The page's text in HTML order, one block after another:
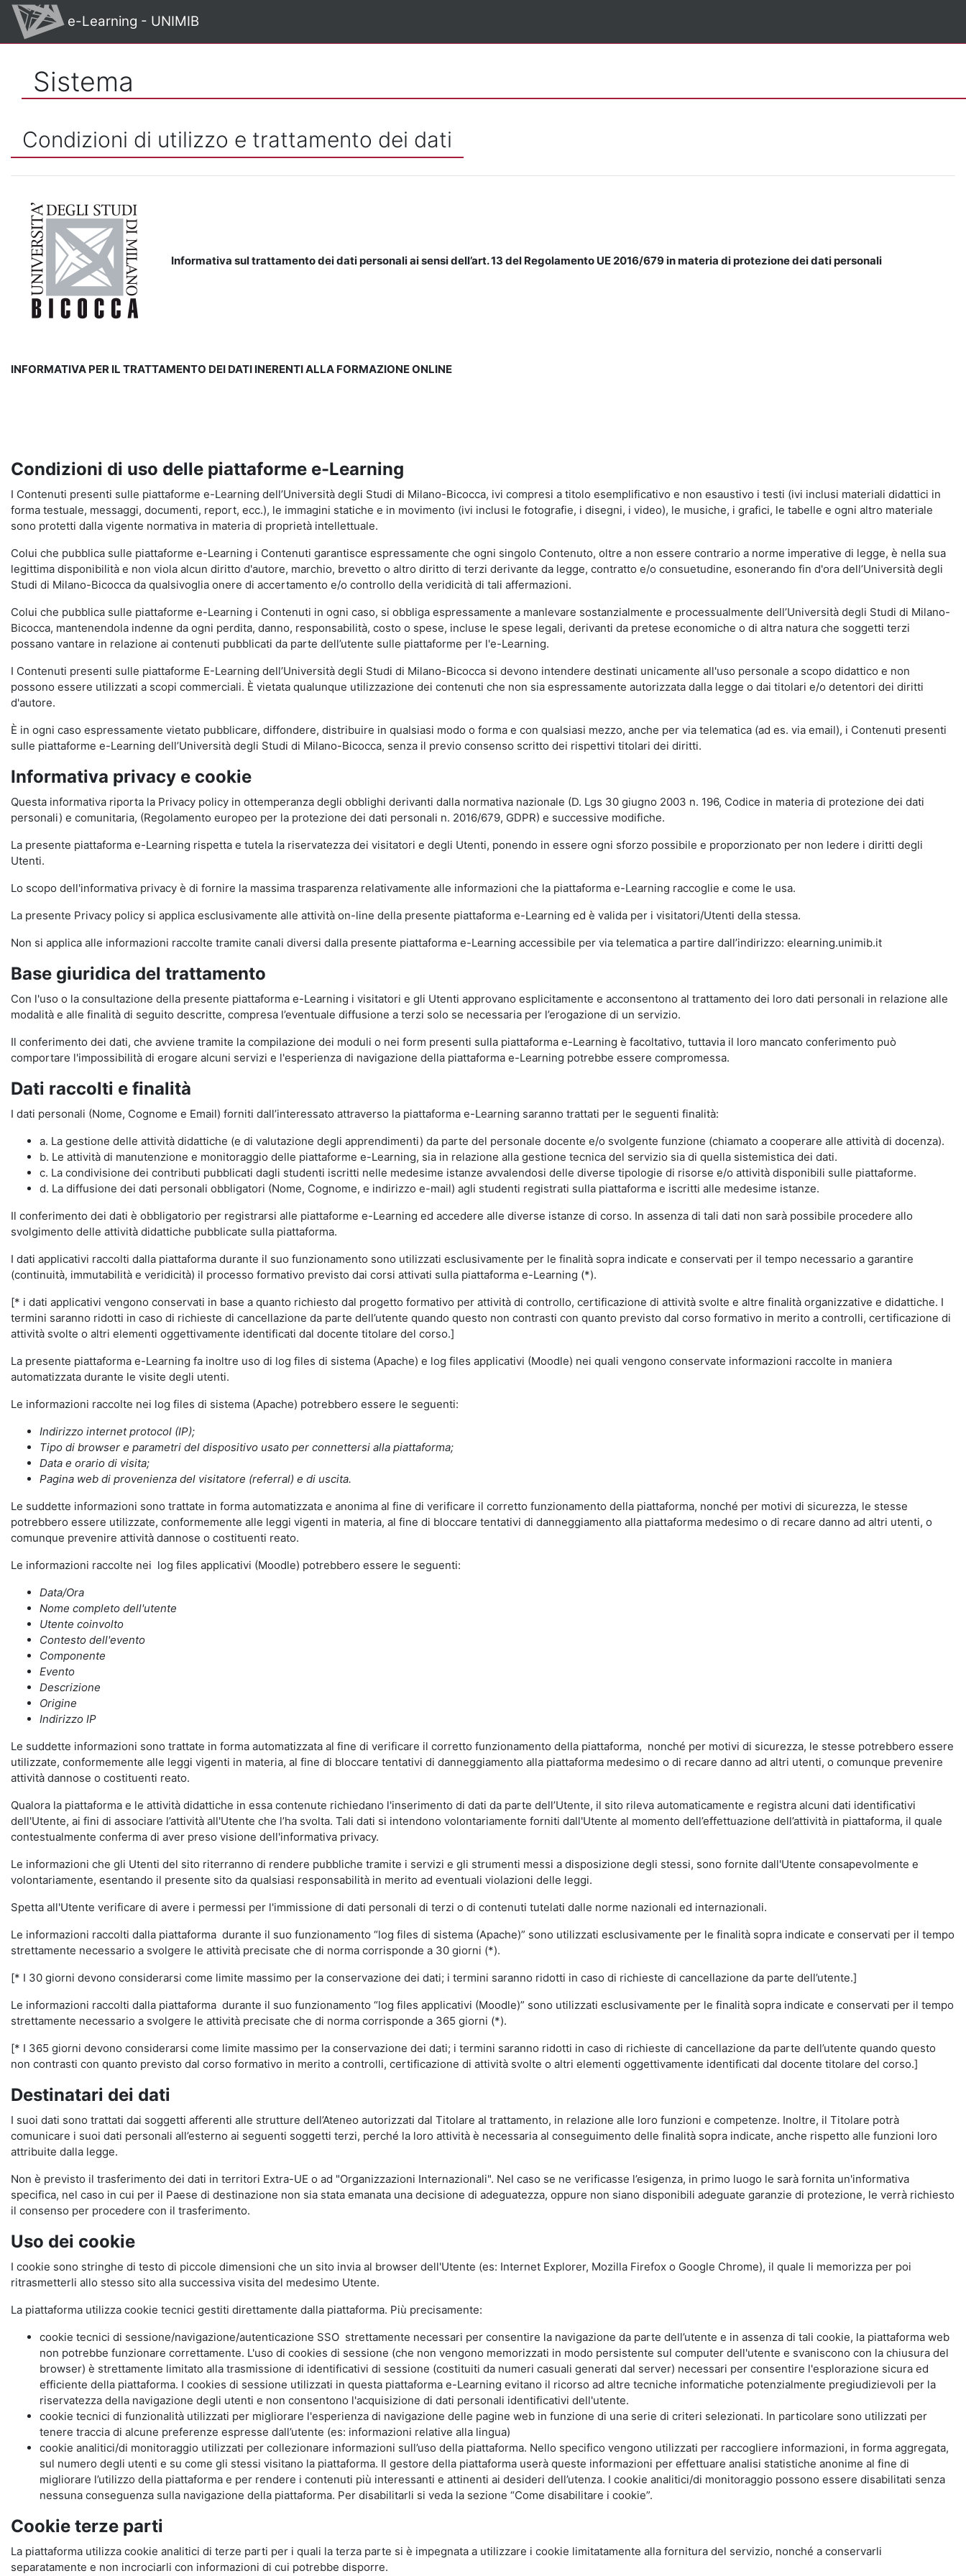
Vai al contenuto principale
e-Learning - UNIMIB
Sistema
Condizioni di utilizzo e trattamento dei dati
Informativa sul trattamento dei dati personali ai sensi dell’art. 13 del Regolamento UE 2016/679 in materia di protezione dei dati personali
INFORMATIVA PER IL TRATTAMENTO DEI DATI INERENTI ALLA FORMAZIONE ONLINE
Condizioni di uso delle piattaforme e-Learning
I Contenuti presenti sulle piattaforme e-Learning dell’Università degli Studi di Milano-Bicocca, ivi compresi a titolo esemplificativo e non esaustivo i testi (ivi inclusi materiali didattici in
forma testuale, messaggi, documenti, report, ecc.), le immagini statiche e in movimento (ivi inclusi le fotografie, i disegni, i video), le musiche, i grafici, le tabelle e ogni altro materiale
sono protetti dalla vigente normativa in materia di proprietà intellettuale.
Colui che pubblica sulle piattaforme e-Learning i Contenuti garantisce espressamente che ogni singolo Contenuto, oltre a non essere contrario a norme imperative di legge, è nella sua
legittima disponibilità e non viola alcun diritto d'autore, marchio, brevetto o altro diritto di terzi derivante da legge, contratto e/o consuetudine, esonerando fin d'ora dell’Università degli
Studi di Milano-Bicocca da qualsivoglia onere di accertamento e/o controllo della veridicità di tali affermazioni.
Colui che pubblica sulle piattaforme e-Learning i Contenuti in ogni caso, si obbliga espressamente a manlevare sostanzialmente e processualmente dell’Università degli Studi di Milano-
Bicocca, mantenendola indenne da ogni perdita, danno, responsabilità, costo o spese, incluse le spese legali, derivanti da pretese economiche o di altra natura che soggetti terzi
possano vantare in relazione ai contenuti pubblicati da parte dell’utente sulle piattaforme per l'e-Learning.
I Contenuti presenti sulle piattaforme E-Learning dell’Università degli Studi di Milano-Bicocca si devono intendere destinati unicamente all'uso personale a scopo didattico e non
possono essere utilizzati a scopi commerciali. È vietata qualunque utilizzazione dei contenuti che non sia espressamente autorizzata dalla legge o dai titolari e/o detentori dei diritti
d'autore.
È in ogni caso espressamente vietato pubblicare, diffondere, distribuire in qualsiasi modo o forma e con qualsiasi mezzo, anche per via telematica (ad es. via email), i Contenuti presenti
sulle piattaforme e-Learning dell’Università degli Studi di Milano-Bicocca, senza il previo consenso scritto dei rispettivi titolari dei diritti.
Informativa privacy e cookie
Questa informativa riporta la Privacy policy in ottemperanza degli obblighi derivanti dalla normativa nazionale (D. Lgs 30 giugno 2003 n. 196, Codice in materia di protezione dei dati
personali) e comunitaria, (Regolamento europeo per la protezione dei dati personali n. 2016/679, GDPR) e successive modifiche.
La presente piattaforma e-Learning rispetta e tutela la riservatezza dei visitatori e degli Utenti, ponendo in essere ogni sforzo possibile e proporzionato per non ledere i diritti degli
Utenti.
Lo scopo dell'informativa privacy è di fornire la massima trasparenza relativamente alle informazioni che la piattaforma e-Learning raccoglie e come le usa.
La presente Privacy policy si applica esclusivamente alle attività on-line della presente piattaforma e-Learning ed è valida per i visitatori/Utenti della stessa.
Non si applica alle informazioni raccolte tramite canali diversi dalla presente piattaforma e-Learning accessibile per via telematica a partire dall’indirizzo: elearning.unimib.it
Base giuridica del trattamento
Con l'uso o la consultazione della presente piattaforma e-Learning i visitatori e gli Utenti approvano esplicitamente e acconsentono al trattamento dei loro dati personali in relazione alle
modalità e alle finalità di seguito descritte, compresa l’eventuale diffusione a terzi solo se necessaria per l’erogazione di un servizio.
Il conferimento dei dati, che avviene tramite la compilazione dei moduli o nei form presenti sulla piattaforma e-Learning è facoltativo, tuttavia il loro mancato conferimento può
comportare l'impossibilità di erogare alcuni servizi e l'esperienza di navigazione della piattaforma e-Learning potrebbe essere compromessa.
Dati raccolti e finalità
I dati personali (Nome, Cognome e Email) forniti dall’interessato attraverso la piattaforma e-Learning saranno trattati per le seguenti finalità:
a. La gestione delle attività didattiche (e di valutazione degli apprendimenti) da parte del personale docente e/o svolgente funzione (chiamato a cooperare alle attività di docenza).
b. Le attività di manutenzione e monitoraggio delle piattaforme e-Learning, sia in relazione alla gestione tecnica del servizio sia di quella sistemistica dei dati.
c. La condivisione dei contributi pubblicati dagli studenti iscritti nelle medesime istanze avvalendosi delle diverse tipologie di risorse e/o attività disponibili sulle piattaforme.
d. La diffusione dei dati personali obbligatori (Nome, Cognome, e indirizzo e-mail) agli studenti registrati sulla piattaforma e iscritti alle medesime istanze.
Il conferimento dei dati è obbligatorio per registrarsi alle piattaforme e-Learning ed accedere alle diverse istanze di corso. In assenza di tali dati non sarà possibile procedere allo
svolgimento delle attività didattiche pubblicate sulla piattaforma.
I dati applicativi raccolti dalla piattaforma durante il suo funzionamento sono utilizzati esclusivamente per le finalità sopra indicate e conservati per il tempo necessario a garantire
(continuità, immutabilità e veridicità) il processo formativo previsto dai corsi attivati sulla piattaforma e-Learning (*).
[* i dati applicativi vengono conservati in base a quanto richiesto dal progetto formativo per attività di controllo, certificazione di attività svolte e altre finalità organizzative e didattiche. I
termini saranno ridotti in caso di richieste di cancellazione da parte dell’utente quando questo non contrasti con quanto previsto dal corso formativo in merito a controlli, certificazione di
attività svolte o altri elementi oggettivamente identificati dal docente titolare del corso.]
La presente piattaforma e-Learning fa inoltre uso di log files di sistema (Apache) e log files applicativi (Moodle) nei quali vengono conservate informazioni raccolte in maniera
automatizzata durante le visite degli utenti.
Le informazioni raccolte nei log files di sistema (Apache) potrebbero essere le seguenti:
Indirizzo internet protocol (IP);
Tipo di browser e parametri del dispositivo usato per connettersi alla piattaforma;
Data e orario di visita;
Pagina web di provenienza del visitatore (referral) e di uscita.
Le suddette informazioni sono trattate in forma automatizzata e anonima al fine di verificare il corretto funzionamento della piattaforma, nonché per motivi di sicurezza, le stesse
potrebbero essere utilizzate, conformemente alle leggi vigenti in materia, al fine di bloccare tentativi di danneggiamento alla piattaforma medesimo o di recare danno ad altri utenti, o
comunque prevenire attività dannose o costituenti reato.
Le informazioni raccolte nei log files applicativi (Moodle) potrebbero essere le seguenti:
Data/Ora
Nome completo dell'utente
Utente coinvolto
Contesto dell'evento
Componente
Evento
Descrizione
Origine
Indirizzo IP
Le suddette informazioni sono trattate in forma automatizzata al fine di verificare il corretto funzionamento della piattaforma, nonché per motivi di sicurezza, le stesse potrebbero essere
utilizzate, conformemente alle leggi vigenti in materia, al fine di bloccare tentativi di danneggiamento alla piattaforma medesimo o di recare danno ad altri utenti, o comunque prevenire
attività dannose o costituenti reato.
Qualora la piattaforma e le attività didattiche in essa contenute richiedano l'inserimento di dati da parte dell’Utente, il sito rileva automaticamente e registra alcuni dati identificativi
dell'Utente, ai fini di associare l’attività all'Utente che l’ha svolta. Tali dati si intendono volontariamente forniti dall'Utente al momento dell’effettuazione dell’attività in piattaforma, il quale
contestualmente conferma di aver preso visione dell'informativa privacy.
Le informazioni che gli Utenti del sito riterranno di rendere pubbliche tramite i servizi e gli strumenti messi a disposizione degli stessi, sono fornite dall'Utente consapevolmente e
volontariamente, esentando il presente sito da qualsiasi responsabilità in merito ad eventuali violazioni delle leggi.
Spetta all'Utente verificare di avere i permessi per l'immissione di dati personali di terzi o di contenuti tutelati dalle norme nazionali ed internazionali.
Le informazioni raccolti dalla piattaforma durante il suo funzionamento “log files di sistema (Apache)” sono utilizzati esclusivamente per le finalità sopra indicate e conservati per il tempo
strettamente necessario a svolgere le attività precisate che di norma corrisponde a 30 giorni (*).
[* I 30 giorni devono considerarsi come limite massimo per la conservazione dei dati; i termini saranno ridotti in caso di richieste di cancellazione da parte dell’utente.]
Le informazioni raccolti dalla piattaforma durante il suo funzionamento “log files applicativi (Moodle)” sono utilizzati esclusivamente per le finalità sopra indicate e conservati per il tempo
strettamente necessario a svolgere le attività precisate che di norma corrisponde a 365 giorni (*).
[* I 365 giorni devono considerarsi come limite massimo per la conservazione dei dati; i termini saranno ridotti in caso di richieste di cancellazione da parte dell’utente quando questo
non contrasti con quanto previsto dal corso formativo in merito a controlli, certificazione di attività svolte o altri elementi oggettivamente identificati dal docente titolare del corso.]
Destinatari dei dati
I suoi dati sono trattati dai soggetti afferenti alle strutture dell’Ateneo autorizzati dal Titolare al trattamento, in relazione alle loro funzioni e competenze. Inoltre, il Titolare potrà
comunicare i suoi dati personali all’esterno ai seguenti soggetti terzi, perché la loro attività è necessaria al conseguimento delle finalità sopra indicate, anche rispetto alle funzioni loro
attribuite dalla legge.
Non è previsto il trasferimento dei dati in territori Extra-UE o ad "Organizzazioni Internazionali". Nel caso se ne verificasse l’esigenza, in primo luogo le sarà fornita un'informativa
specifica, nel caso in cui per il Paese di destinazione non sia stata emanata una decisione di adeguatezza, oppure non siano disponibili adeguate garanzie di protezione, le verrà richiesto
il consenso per procedere con il trasferimento.
Uso dei cookie
I cookie sono stringhe di testo di piccole dimensioni che un sito invia al browser dell'Utente (es: Internet Explorer, Mozilla Firefox o Google Chrome), il quale li memorizza per poi
ritrasmetterli allo stesso sito alla successiva visita del medesimo Utente.
La piattaforma utilizza cookie tecnici gestiti direttamente dalla piattaforma. Più precisamente:
cookie tecnici di sessione/navigazione/autenticazione SSO strettamente necessari per consentire la navigazione da parte dell’utente e in assenza di tali cookie, la piattaforma web
non potrebbe funzionare correttamente. L'uso di cookies di sessione (che non vengono memorizzati in modo persistente sul computer dell'utente e svaniscono con la chiusura del
browser) è strettamente limitato alla trasmissione di identificativi di sessione (costituiti da numeri casuali generati dal server) necessari per consentire l'esplorazione sicura ed
efficiente della piattaforma. I cookies di sessione utilizzati in questa piattaforma e-Learning evitano il ricorso ad altre tecniche informatiche potenzialmente pregiudizievoli per la
riservatezza della navigazione degli utenti e non consentono l'acquisizione di dati personali identificativi dell'utente.
cookie tecnici di funzionalità utilizzati per migliorare l'esperienza di navigazione delle pagine web in funzione di una serie di criteri selezionati. In particolare sono utilizzati per
tenere traccia di alcune preferenze espresse dall’utente (es: informazioni relative alla lingua)
cookie analitici/di monitoraggio utilizzati per collezionare informazioni sull’uso della piattaforma. Nello specifico vengono utilizzati per raccogliere informazioni, in forma aggregata,
sul numero degli utenti e su come gli stessi visitano la piattaforma. Il gestore della piattaforma userà queste informazioni per effettuare analisi statistiche anonime al fine di
migliorare l’utilizzo della piattaforma e per rendere i contenuti più interessanti e attinenti ai desideri dell’utenza. I cookie analitici/di monitoraggio possono essere disabilitati senza
nessuna conseguenza sulla navigazione della piattaforma. Per disabilitarli si veda la sezione “Come disabilitare i cookie”.
Cookie terze parti
La piattaforma utilizza cookie analitici di terze parti per i quali la terza parte si è impegnata a utilizzare i cookie limitatamente alla fornitura del servizio, nonché a conservarli
separatamente e non incrociarli con informazioni di cui potrebbe disporre.